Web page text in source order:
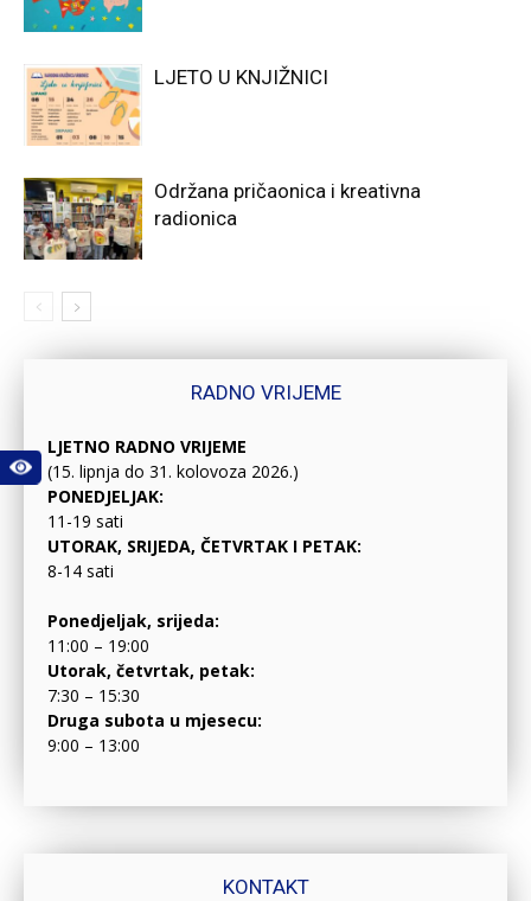
LJETO U KNJIŽNICI
Održana pričaonica i kreativna
radionica
RADNO VRIJEME
LJETNO RADNO VRIJEME
(15. lipnja do 31. kolovoza 2026.)
PONEDJELJAK:
11-19 sati
UTORAK, SRIJEDA, ČETVRTAK I PETAK:
8-14 sati
Ponedjeljak, srijeda:
11:00 – 19:00
Utorak, četvrtak, petak:
7:30 – 15:30
Druga subota u mjesecu:
9:00 – 13:00
KONTAKT